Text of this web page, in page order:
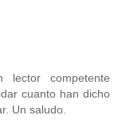
lector competente
cuanto han dicho
Un saludo.